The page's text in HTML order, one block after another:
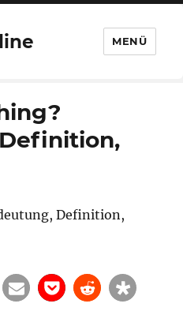
MENÜ